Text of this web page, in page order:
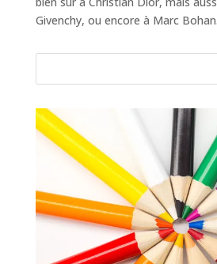
Givenchy, ou encore à Marc